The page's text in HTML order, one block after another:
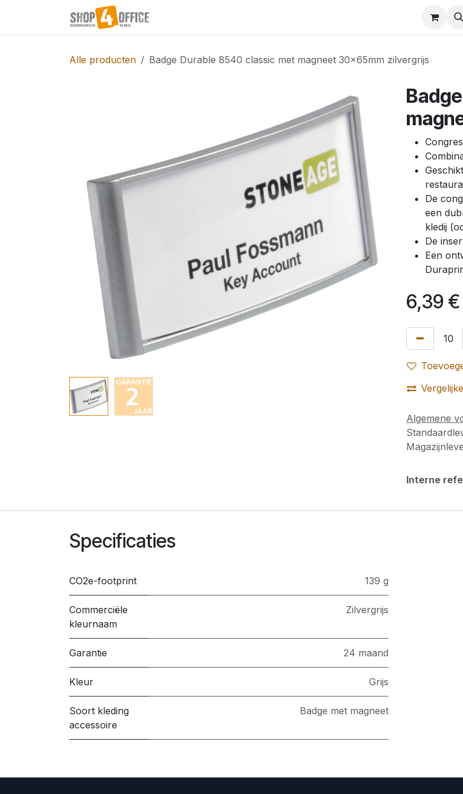
Overslaan naar inhoud
Alle producten Badge Durable 8540 classic met magneet 30x65mm zilvergrijs
De
een
kledij
De
Een
6,39 €
Algemene
Interne
Specificaties
CO2e-footprint 139 g
Commerciële
kleurnaam
Zilvergrijs
Garantie 24 maand
Kleur Grijs
Soort kleding
accessoire
Badge met magneet